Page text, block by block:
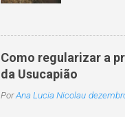
na
1.845,
o
o
adotado
Como regularizar a
da Usucapião
PorAna Lucia Nicolau